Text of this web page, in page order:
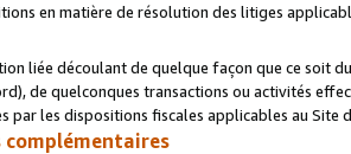
en matière de résolution des litiges
liée découlant de quelque façon que ce soit
de quelconques transactions ou activités
par les dispositions fiscales applicables au Site
complémentaires